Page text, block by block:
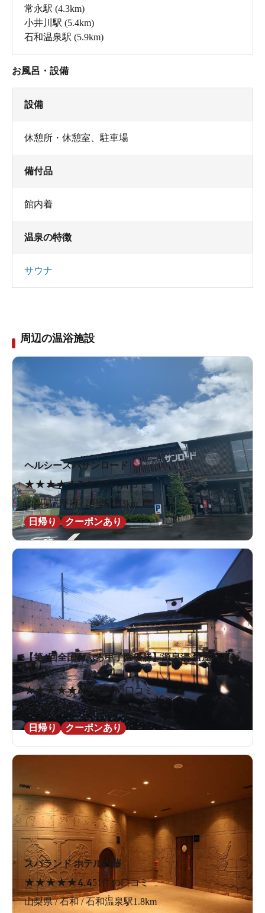
常永駅 (4.3km)
小井川駅 (5.4km)
石和温泉駅 (5.9km)
お風呂・設備
設備
休憩所・休憩室 駐車場
備付品
館内着
温泉の特徴
サウナ
周辺の温浴施設
ヘルシースパサンロード
★★★★★3.914件の口コミ
山梨県 / 甲府 / 国母駅1.3km
日帰り
クーポンあり
【第4回全国おふろ甲子園優勝】源泉湯 燈屋（あか
りや）
★★★★★4.3128件の口コミ
山梨県 / 甲府 / 酒折駅1.5km
日帰り
クーポンあり
スパランド ホテル内藤
★★★★★4.451件の口コミ
山梨県 / 石和 / 石和温泉駅1.8km